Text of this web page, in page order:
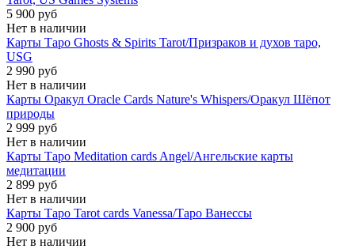
5 900 руб
Нет в наличии
Карты Таро Ghosts & Spirits Tarot/Призраков и духов таро,
USG
2 990 руб
Нет в наличии
Карты Оракул Oracle Cards Nature's Whispers/Оракул Шёпот
природы
2 999 руб
Нет в наличии
Карты Таро Meditation cards Angel/Ангельские карты
медитации
2 899 руб
Нет в наличии
Карты Таро Tarot cards Vanessa/Таро Ванессы
2 900 руб
Нет в наличии